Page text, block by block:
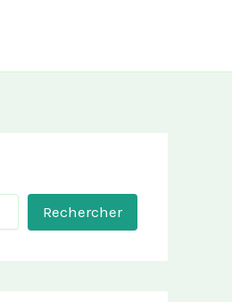
Rechercher